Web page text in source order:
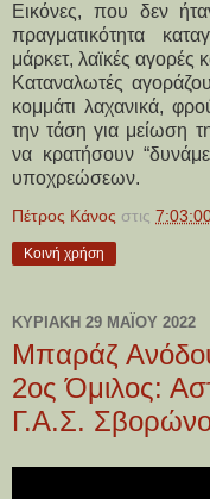
Εικόνες, που δεν
πραγματικότητα
μάρκετ, λαϊκές αγορές
Καταναλωτές
κομμάτι λαχανικά,
την τάση για μείωση
να κρατήσουν
υποχρεώσεων.
Πέτρος Κάνος στις
Κοινή χρήση
ΚΥΡΙΑΚΉ 29 ΜΑΪ́ΟΥ 2022
Μπαράζ
2ος Όμιλος:
Γ.Α.Σ.